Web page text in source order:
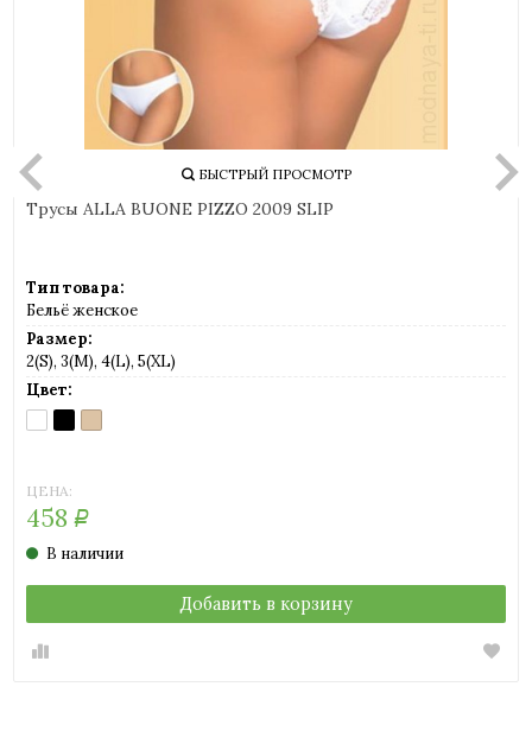
БЫСТРЫЙ ПРОСМОТР
Трусы ALLA BUONE PIZZO 2009 SLIP
Тип товара:
Бельё женское
Размер:
2(S), 3(M), 4(L), 5(XL)
Цвет:
BIANCO
(белый)
NERO
(черный)
NUDO
(телесный)
ЦЕНА:
458 Р
В наличии
Добавить в корзину